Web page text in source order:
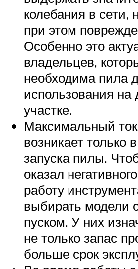
колебания в сети,
при этом
Особенно это
владельцев,
необходима пила
использования на
участке.
Максимальный
возникает только
запуска пилы.
оказал
работу
выбирать модели
пуском. У них
не только запас
больше срок